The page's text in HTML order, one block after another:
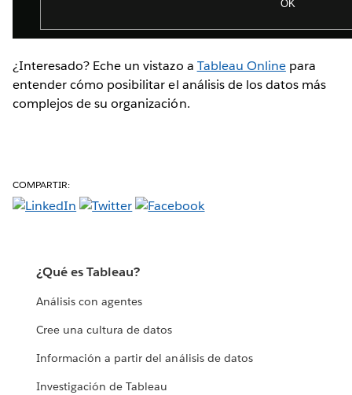
¿Interesado? Eche un vistazo a Tableau Onlinepara
entender cómo posibilitar el análisis de los datos más
complejos de su organización.
COMPARTIR:
¿Qué es Tableau?
Análisis con agentes
Cree una cultura de datos
Información a partir del análisis de datos
Investigación de Tableau